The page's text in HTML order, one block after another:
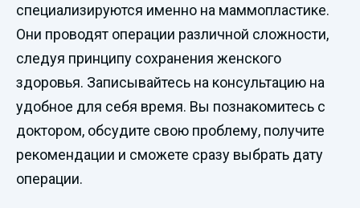
специализируются именно на маммопластике.
Они проводят операции различной сложности,
следуя принципу сохранения женского
здоровья. Записывайтесь на консультацию на
удобное для себя время. Вы познакомитесь с
доктором, обсудите свою проблему, получите
рекомендации и сможете сразу выбрать дату
операции.